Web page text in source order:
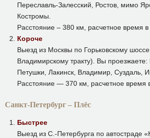
Переславль-Залесский, Ростов, мимо
Костромы.
Расстояние – 380 км, расчетное время в
Короче
Выезд из Москвы по Горьковскому
Владимирскому тракту). Вы проезжаете:
Петушки, Лакинск, Владимир, Суздаль,
Расстояние — 370 км, расчетное время
Санкт-Петербург – Плёс
Быстрее
Выезд из С.-Петербурга по автостраде